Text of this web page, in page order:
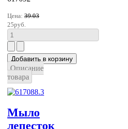
Цена: 39.03
25руб.
Описание
товара
Мыло
лепесток